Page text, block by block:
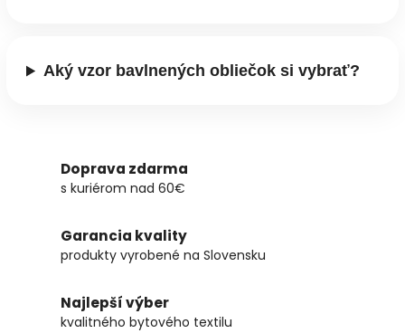
Aký vzor bavlnených obliečok si vybrať?
Doprava zdarma
s kuriérom nad 60€
Garancia kvality
produkty vyrobené na Slovensku
Najlepší výber
kvalitného bytového textilu